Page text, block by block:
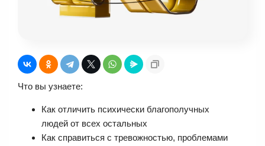
Что вы узнаете:
Как отличить психически благополучных
людей от всех остальных
Как справиться с тревожностью, проблемами